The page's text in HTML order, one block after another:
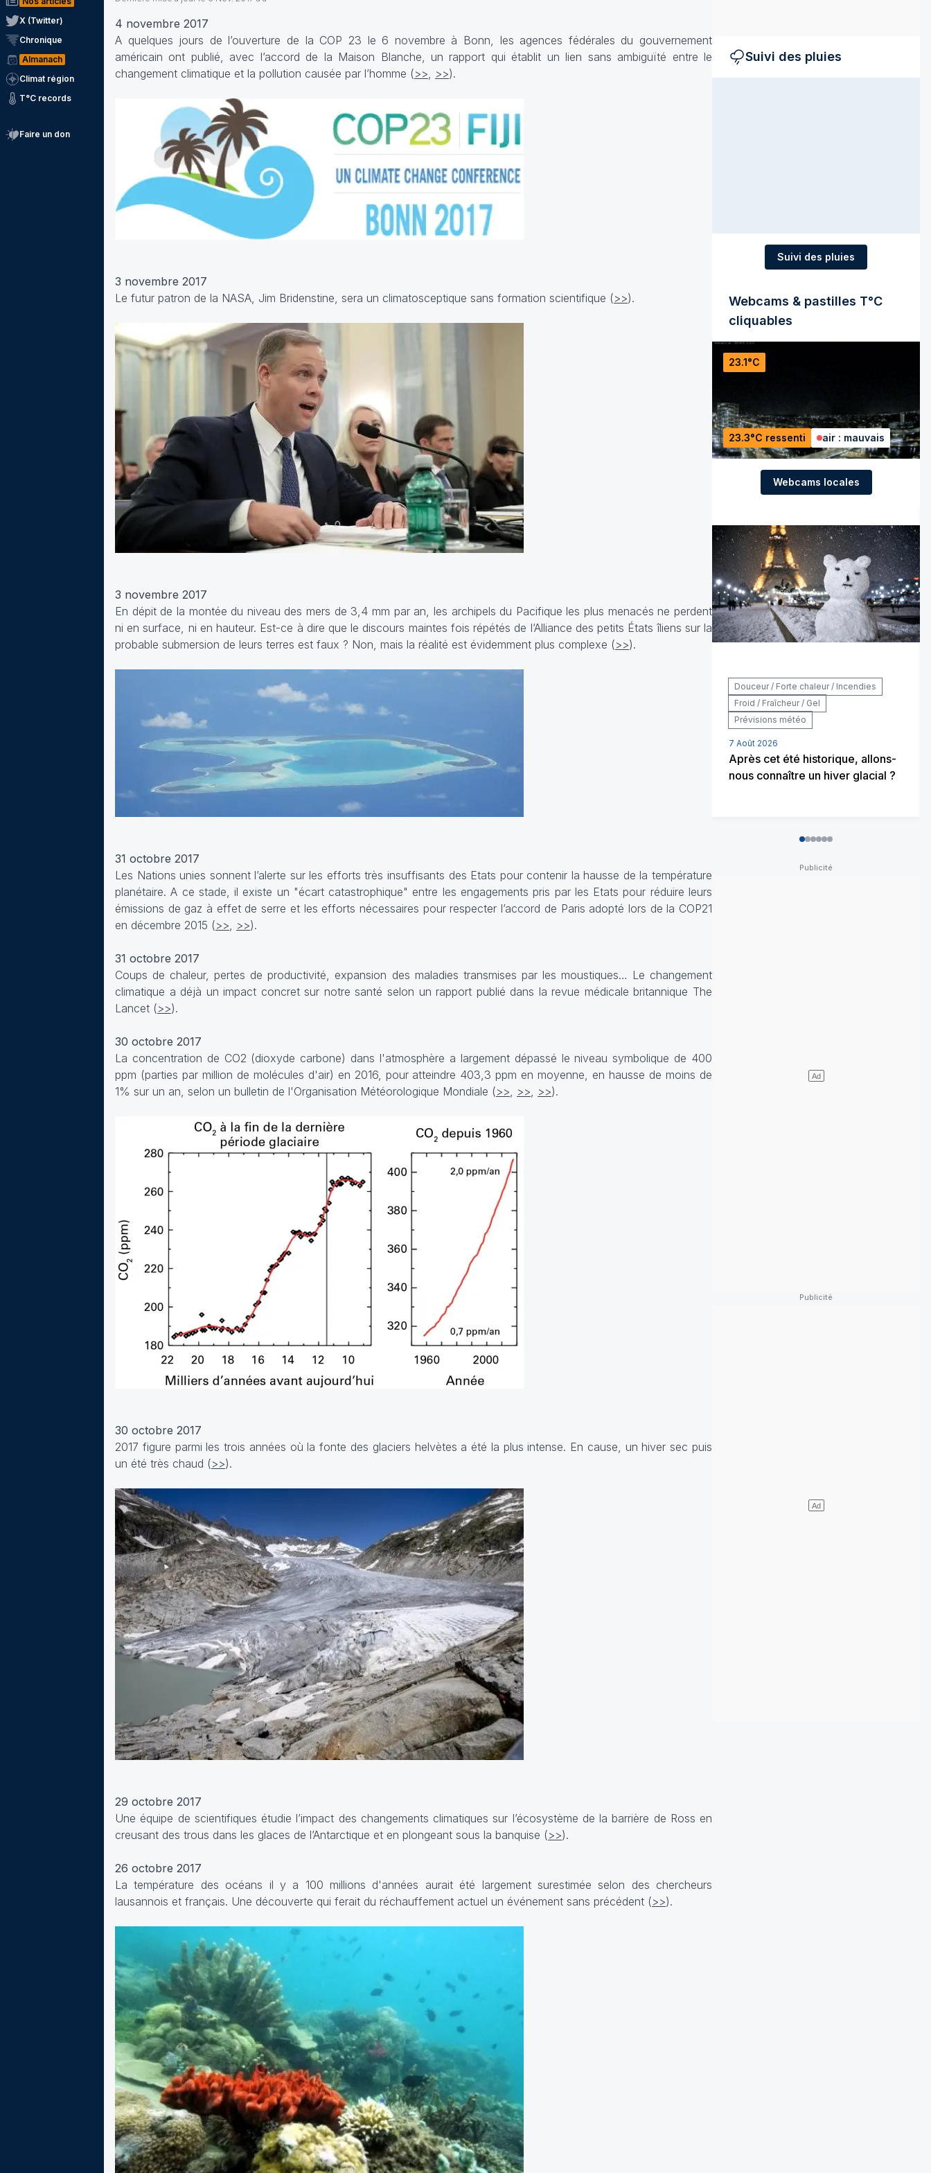
X (Twitter)
Chronique
Almanach
Climat région
T°C records
Faire un don
4 novembre 2017
A quelques jours de l’ouverture de la COP 23 le 6 novembre à Bonn, les agences fédérales du gouvernement
américain ont publié, avec l’accord de la Maison Blanche, un rapport qui établit un lien sans ambiguïté entre le
changement climatique et la pollution causée par l’homme (>>, >>).
3 novembre 2017
Le futur patron de la NASA, Jim Bridenstine, sera un climatosceptique sans formation scientifique (>>).
3 novembre 2017
En dépit de la montée du niveau des mers de 3,4 mm par an, les archipels du Pacifique les plus menacés ne perdent
ni en surface, ni en hauteur. Est-ce à dire que le discours maintes fois répétés de l’Alliance des petits États îliens sur la
probable submersion de leurs terres est faux ? Non, mais la réalité est évidemment plus complexe (>>).
31 octobre 2017
Les Nations unies sonnent l’alerte sur les efforts très insuffisants des Etats pour contenir la hausse de la température
planétaire. A ce stade, il existe un "écart catastrophique" entre les engagements pris par les Etats pour réduire leurs
émissions de gaz à effet de serre et les efforts nécessaires pour respecter l’accord de Paris adopté lors de la COP21
en décembre 2015 (>>, >>).
31 octobre 2017
Coups de chaleur, pertes de productivité, expansion des maladies transmises par les moustiques… Le changement
climatique a déjà un impact concret sur notre santé selon un rapport publié dans la revue médicale britannique The
Lancet (>>).
30 octobre 2017
La concentration de CO2 (dioxyde carbone) dans l'atmosphère a largement dépassé le niveau symbolique de 400
ppm (parties par million de molécules d'air) en 2016, pour atteindre 403,3 ppm en moyenne, en hausse de moins de
1% sur un an, selon un bulletin de l'Organisation Météorologique Mondiale (>>, >>, >>).
30 octobre 2017
2017 figure parmi les trois années où la fonte des glaciers helvètes a été la plus intense. En cause, un hiver sec puis
un été très chaud (>>).
29 octobre 2017
Une équipe de scientifiques étudie l’impact des changements climatiques sur l’écosystème de la barrière de Ross en
creusant des trous dans les glaces de l’Antarctique et en plongeant sous la banquise (>>).
26 octobre 2017
La température des océans il y a 100 millions d'années aurait été largement surestimée selon des chercheurs
lausannois et français. Une découverte qui ferait du réchauffement actuel un événement sans précédent (>>).
Suivi des pluies
Suivi des pluies
Webcams & pastilles T°C
cliquables
23.1°C
23.3°C ressenti air : mauvais
Webcams locales
Douceur / Forte chaleur / Incendies
Froid / Fraîcheur / Gel
Prévisions météo
7 Août 2026
Après cet été historique, allons-
nous connaître un hiver glacial ?
012345